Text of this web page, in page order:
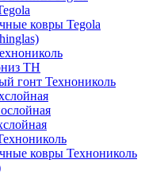
ковры Tegola
ТН
гонт Технониколь
ковры Технониколь